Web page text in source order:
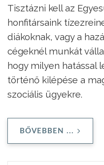
Tisztázni kell az
honfitársaink
diákoknak, vagy a
cégeknél munkát
hogy milyen hatással
történő kilépése a
szociális ügyekre.
BŐVEBBEN ...